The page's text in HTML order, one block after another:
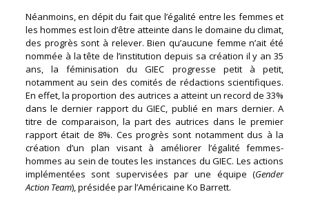
Néanmoins, en dépit du fait que l’égalité entre les femmes et
les hommes est loin d’être atteinte dans le domaine du climat,
des progrès sont à relever. Bien qu’aucune femme n’ait été
nommée à la tête de l’institution depuis sa création il y an 35
ans, la féminisation du GIEC progresse petit à petit,
notamment au sein des comités de rédactions scientifiques.
En effet, la proportion des autrices a atteint un record de 33%
dans le dernier rapport du GIEC, publié en mars dernier. A
titre de comparaison, la part des autrices dans le premier
rapport était de 8%. Ces progrès sont notamment dus à la
création d’un plan visant à améliorer l’égalité femmes-
hommes au sein de toutes les instances du GIEC. Les actions
implémentées sont supervisées par une équipe (Gender
Action Team), présidée par l’Américaine Ko Barrett.